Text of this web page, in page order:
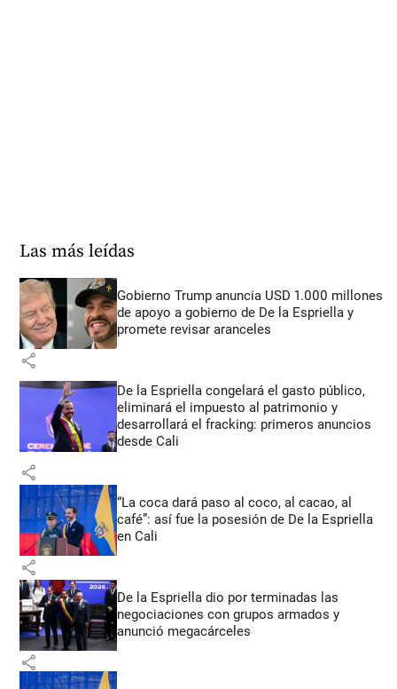
Las más leídas
Gobierno Trump anuncia USD 1.000 millones
de apoyo a gobierno de De la Espriella y
promete revisar aranceles
share
De la Espriella congelará el gasto público,
eliminará el impuesto al patrimonio y
desarrollará el fracking: primeros anuncios
desde Cali
share
“La coca dará paso al coco, al cacao, al
café”: así fue la posesión de De la Espriella
en Cali
share
De la Espriella dio por terminadas las
negociaciones con grupos armados y
anunció megacárceles
share